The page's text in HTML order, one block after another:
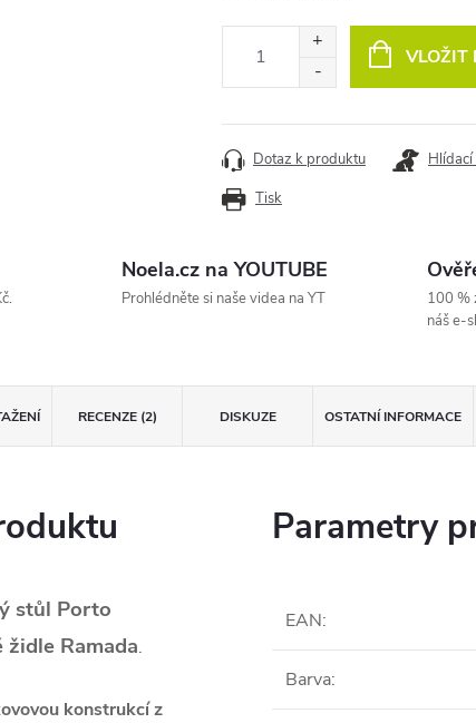
VLOŽIT
Tisk
Dotaz k produktu Hlídací
Noela.cz na YOUTUBE
Prohlédněte si naše videa na YT
100 %
náš e-
RECENZE (2) DISKUZE OSTATNÍ INFORMACE
stůl Porto
Ramada.
konstrukcí z
Parametry
EAN:
Barva: